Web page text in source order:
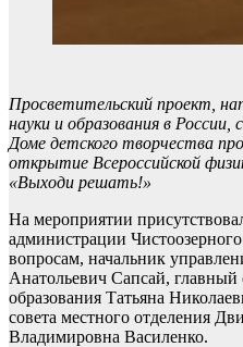
Просветительский проект,
науки и образования в
Доме детского творчества
открытие Всероссийской
«Выходи решать!»
На мероприятии
администрации
вопросам, начальник
Анатольевич Сапсай, главный
образования Татьяна
совета местного отделения
Владимировна Василенко.